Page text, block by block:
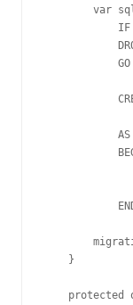
var
            GO
            AS
    }
protected